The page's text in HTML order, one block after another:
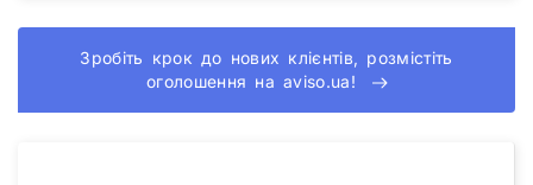
Зробіть крок до нових клієнтів, розмістіть
оголошення на aviso.ua!